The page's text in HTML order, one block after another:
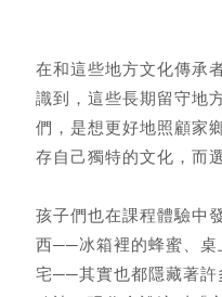
在和這些地方文化傳承
識到，這些長期留守地
們，是想更好地照顧家
存自己獨特的文化，而
孩子們也在課程體驗中
西──冰箱裡的蜂蜜、桌
宅──其實也都隱藏著許